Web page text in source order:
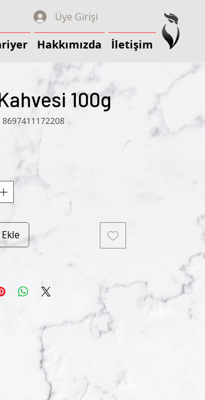
Hakkımızda
Üye Girişi
Hakkımızda İletişim
100g